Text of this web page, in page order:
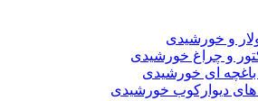
و خورشیدی
و چراغ خورشیدی
ای خورشیدی
های دیوارکوب خورشیدی